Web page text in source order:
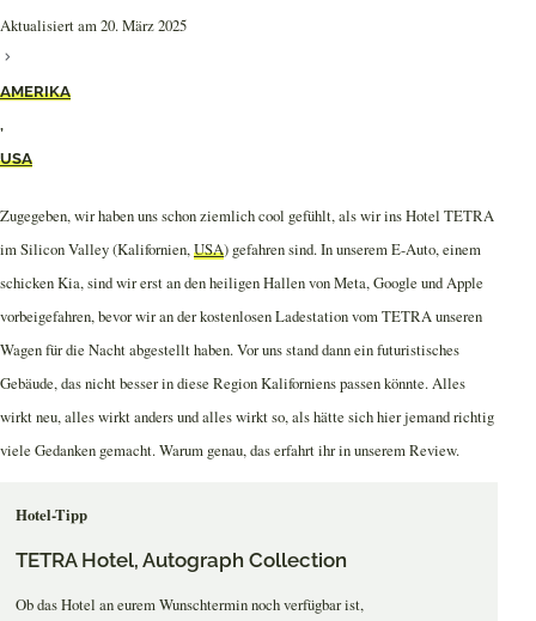
Aktualisiert am 20. März 2025
AMERIKA
,
USA
Zugegeben, wir haben uns schon ziemlich cool gefühlt, als wir ins Hotel TETRA
im Silicon Valley (Kalifornien,USA) gefahren sind. In unserem E-Auto, einem
schicken Kia, sind wir erst an den heiligen Hallen von Meta, Google und Apple
vorbeigefahren, bevor wir an der kostenlosen Ladestation vom TETRA unseren
Wagen für die Nacht abgestellt haben. Vor uns stand dann ein futuristisches
Gebäude, das nicht besser in diese Region Kaliforniens passen könnte. Alles
wirkt neu, alles wirkt anders und alles wirkt so, als hätte sich hier jemand richtig
viele Gedanken gemacht. Warum genau, das erfahrt ihr in unserem Review.
Hotel-Tipp
TETRA Hotel, Autograph Collection
Ob das Hotel an eurem Wunschtermin noch verfügbar ist,